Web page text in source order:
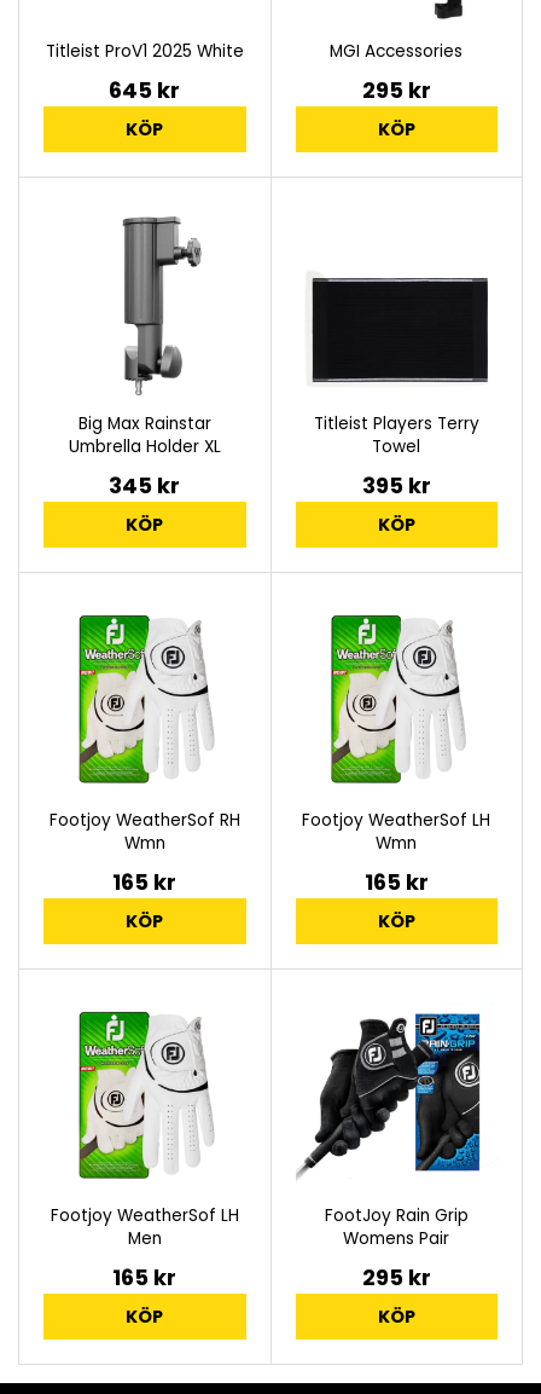
Titleist ProV1 2025 White
645 kr
KÖP
MGI Accessories
295 kr
KÖP
Big Max Rainstar
Umbrella Holder XL
345 kr
KÖP
Titleist Players Terry
Towel
395 kr
KÖP
Footjoy WeatherSof RH
Wmn
165 kr
KÖP
Footjoy WeatherSof LH
Wmn
165 kr
KÖP
Footjoy WeatherSof LH
Men
165 kr
KÖP
FootJoy Rain Grip
Womens Pair
295 kr
KÖP